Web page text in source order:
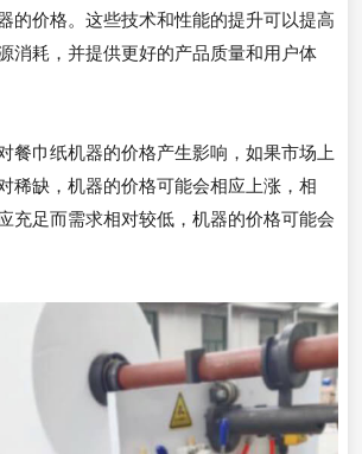
的价格。这些技术和性能的提升可以提高
消耗，并提供更好的产品质量和用户体
餐巾纸机器的价格产生影响，如果市场上
稀缺，机器的价格可能会相应上涨，相
充足而需求相对较低，机器的价格可能会